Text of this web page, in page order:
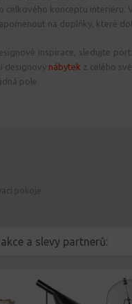
celkového konceptu
na doplňky, které
inspirace, sledujte
designový nábytek z celého
pole.
a slevy partnerů: